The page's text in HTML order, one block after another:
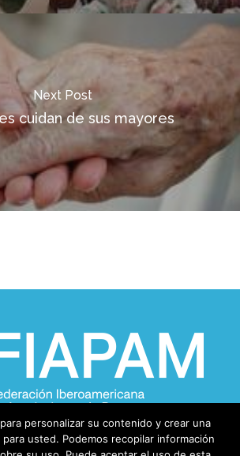
Next Post
cuidan de sus mayores
personalizar su contenido y crear una
usted. Podemos recopilar información